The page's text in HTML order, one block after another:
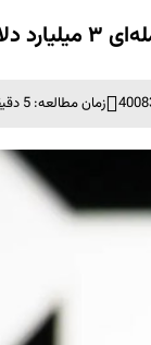
زمان مطالعه: 5 دقیقه